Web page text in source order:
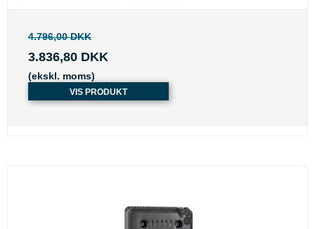
4.796,00 DKK
3.836,80 DKK
(ekskl. moms)
VIS PRODUKT